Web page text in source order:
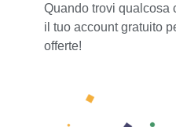
Quando trovi qualcosa
il tuo account gratuito
offerte!